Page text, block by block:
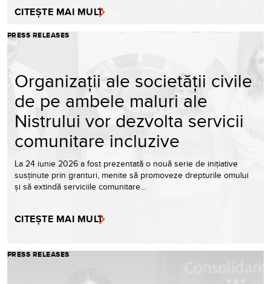
CITEȘTE MAI MULT
PRESS RELEASES
Organizații ale societății civile
de pe ambele maluri ale
Nistrului vor dezvolta servicii
comunitare incluzive
La 24 iunie 2026 a fost prezentată o nouă serie de inițiative
susținute prin granturi, menite să promoveze drepturile omului
și să extindă serviciile comunitare…
CITEȘTE MAI MULT
PRESS RELEASES